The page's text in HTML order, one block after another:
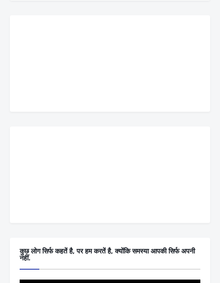
कुछ लोग सिर्फ कहतें है, पर हम करतें है, क्योंकि समस्या आपकी सिर्फ अपनी
नहीं.